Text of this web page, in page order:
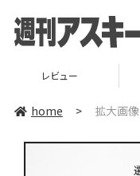
レビュー
home > 拡大画像